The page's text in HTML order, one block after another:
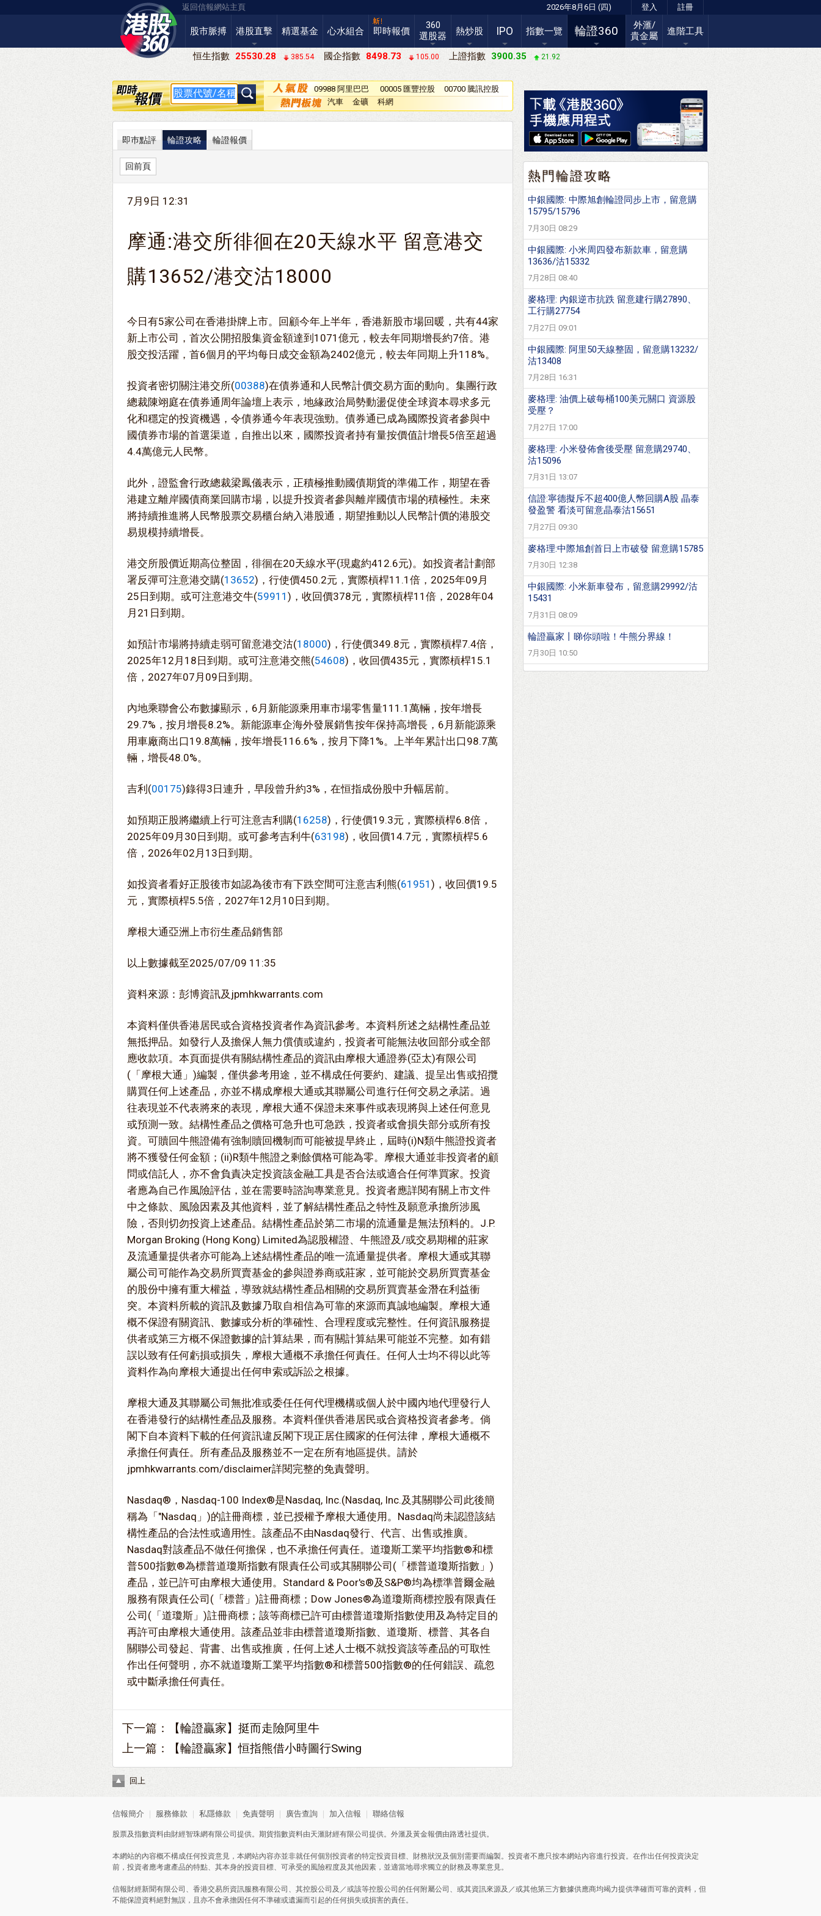
返回信報網站主頁 2026年8月6日 (四) 登入 註冊
股市脈搏 港股直擊 精選基金 心水組合 即時報價
360
選股器
熱炒股 IPO 指數一覽 輪證360
外滙/
貴金屬
進階工具
恒生指數 25530.28 385.54 國企指數 8498.73 105.00 上證指數 3900.35 21.92
09988 阿里巴巴
－Ｗ
00005 匯豐控股
00700 騰訊控股
汽車
金礦 科網
即巿點評 輪證攻略 輪證報價
回前頁
7月9日 12:31
摩通:港交所徘徊在20天線水平 留意港交
購13652/港交沽18000
今日有5家公司在香港掛牌上市。回顧今年上半年，香港新股市場回暖，共有44家
新上市公司，首次公開招股集資金額達到1071億元，較去年同期增長約7倍。港
股交投活躍，首6個月的平均每日成交金額為2402億元，較去年同期上升118%。
投資者密切關注港交所(00388)在債券通和人民幣計價交易方面的動向。集團行政
總裁陳翊庭在債券通周年論壇上表示，地緣政治局勢動盪促使全球資本尋求多元
化和穩定的投資機遇，令債券通今年表現強勁。債券通已成為國際投資者參與中
國債券市場的首選渠道，自推出以來，國際投資者持有量按價值計增長5倍至超過
4.4萬億元人民幣。
此外，證監會行政總裁梁鳳儀表示，正積極推動國債期貨的準備工作，期望在香
港建立離岸國債商業回購市場，以提升投資者參與離岸國債市場的積極性。未來
將持續推進將人民幣股票交易櫃台納入港股通，期望推動以人民幣計價的港股交
易規模持續增長。
港交所股價近期高位整固，徘徊在20天線水平(現處約412.6元)。如投資者計劃部
署反彈可注意港交購(13652)，行使價450.2元，實際槓桿11.1倍，2025年09月
25日到期。或可注意港交牛(59911 )，收回價378元，實際槓桿11倍，2028年04
月21日到期。
如預計市場將持續走弱可留意港交沽(18000)，行使價349.8元，實際槓桿7.4倍，
2025年12月18日到期。或可注意港交熊(54608)，收回價435元，實際槓桿15.1
倍，2027年07月09日到期。
內地乘聯會公布數據顯示，6月新能源乘用車市場零售量111.1萬輛，按年增長
29.7%，按月增長8.2%。新能源車企海外發展銷售按年保持高增長，6月新能源乘
用車廠商出口19.8萬輛，按年增長116.6%，按月下降1%。上半年累計出口98.7萬
輛，增長48.0%。
吉利(00175)錄得3日連升，早段曾升約3%，在恒指成份股中升幅居前。
如預期正股將繼續上行可注意吉利購(16258)，行使價19.3元，實際槓桿6.8倍，
2025年09月30日到期。或可參考吉利牛(63198)，收回價14.7元，實際槓桿5.6
倍，2026年02月13日到期。
如投資者看好正股後市如認為後市有下跌空間可注意吉利熊(61951 )，收回價19.5
元，實際槓桿5.5倍，2027年12月10日到期。
摩根大通亞洲上市衍生產品銷售部
以上數據截至2025/07/09 11:35
資料來源：彭博資訊及jpmhkwarrants.com
本資料僅供香港居民或合資格投資者作為資訊參考。本資料所述之結構性產品並
無抵押品。如發行人及擔保人無力償債或違約，投資者可能無法收回部分或全部
應收款項。本頁面提供有關結構性產品的資訊由摩根大通證券(亞太)有限公司
(「摩根大通」)編製，僅供參考用途，並不構成任何要約、建議、提呈出售或招攬
購買任何上述產品，亦並不構成摩根大通或其聯屬公司進行任何交易之承諾。過
往表現並不代表將來的表現，摩根大通不保證未來事件或表現將與上述任何意見
或預測一致。結構性產品之價格可急升也可急跌，投資者或會損失部分或所有投
資。可贖回牛熊證備有強制贖回機制而可能被提早終止，屆時(i)N類牛熊證投資者
將不獲發任何金額；(ii)R類牛熊證之剩餘價格可能為零。摩根大通並非投資者的顧
問或信託人，亦不會負責决定投資該金融工具是否合法或適合任何準買家。投資
者應為自己作風險評估，並在需要時諮詢專業意見。投資者應詳閱有關上市文件
中之條款、風險因素及其他資料，並了解結構性產品之特性及願意承擔所涉風
險，否則切勿投資上述產品。結構性產品於第二市場的流通量是無法預料的。J.P.
Morgan Broking (Hong Kong) Limited為認股權證、牛熊證及/或交易期權的莊家
及流通量提供者亦可能為上述結構性產品的唯一流通量提供者。摩根大通或其聯
屬公司可能作為交易所買賣基金的參與證券商或莊家，並可能於交易所買賣基金
的股份中擁有重大權益，導致就結構性產品相關的交易所買賣基金潛在利益衝
突。本資料所載的資訊及數據乃取自相信為可靠的來源而真誠地編製。摩根大通
概不保證有關資訊、數據或分析的準確性、合理程度或完整性。任何資訊服務提
供者或第三方概不保證數據的計算結果，而有關計算結果可能並不完整。如有錯
誤以致有任何虧損或損失，摩根大通概不承擔任何責任。任何人士均不得以此等
資料作為向摩根大通提出任何申索或訴訟之根據。
摩根大通及其聯屬公司無批准或委任任何代理機構或個人於中國內地代理發行人
在香港發行的結構性產品及服務。本資料僅供香港居民或合資格投資者參考。倘
閣下自本資料下載的任何資訊違反閣下現正居住國家的任何法律，摩根大通概不
承擔任何責任。所有產品及服務並不一定在所有地區提供。請於
jpmhkwarrants.com/disclaimer詳閱完整的免責聲明。
Nasdaq®，Nasdaq-100 Index®是Nasdaq, Inc.(Nasdaq, Inc.及其關聯公司此後簡
稱為「"Nasdaq」)的註冊商標，並已授權予摩根大通使用。Nasdaq尚未認證該結
構性產品的合法性或適用性。該產品不由Nasdaq發行、代言、出售或推廣。
Nasdaq對該產品不做任何擔保，也不承擔任何責任。道瓊斯工業平均指數®和標
普500指數®為標普道瓊斯指數有限責任公司或其關聯公司(「標普道瓊斯指數」)
產品，並已許可由摩根大通使用。Standard & Poor's®及S&P®均為標準普爾金融
服務有限責任公司(「標普」)註冊商標；Dow Jones®為道瓊斯商標控股有限責任
公司(「道瓊斯」)註冊商標；該等商標已許可由標普道瓊斯指數使用及為特定目的
再許可由摩根大通使用。該產品並非由標普道瓊斯指數、道瓊斯、標普、其各自
關聯公司發起、背書、出售或推廣，任何上述人士概不就投資該等產品的可取性
作出任何聲明，亦不就道瓊斯工業平均指數®和標普500指數®的任何錯誤、疏忽
或中斷承擔任何責任。
下一篇：
【輪證贏家】挺而走險阿里牛
上一篇：
【輪證贏家】恒指熊借小時圖行Swing
熱門輪證攻略
中銀國際: 中際旭創輪證同步上市，留意購
15795/15796
7月30日 08:29
中銀國際: 小米周四發布新款車，留意購
13636/沽15332
7月28日 08:40
麥格理: 內銀逆市抗跌 留意建行購27890、
工行購27754
7月27日 09:01
中銀國際: 阿里50天線整固，留意購13232/
沽13408
7月28日 16:31
麥格理: 油價上破每桶100美元關口 資源股
受壓？
7月27日 17:00
麥格理: 小米發佈會後受壓 留意購29740、
沽15096
7月31日 13:07
信證:寧德擬斥不超400億人幣回購A股 晶泰
發盈警 看淡可留意晶泰沽15651
7月27日 09:30
麥格理:中際旭創首日上市破發 留意購15785
7月30日 12:38
中銀國際: 小米新車發布，留意購29992/沽
15431
7月31日 08:09
輪證贏家丨睇你頭啦！牛熊分界線！
7月30日 10:50
回上
信報簡介 服務條款 私隱條款 免責聲明 廣告查詢 加入信報 聯絡信報
股票及指數資料由財經智珠網有限公司提供。期貨指數資料由天滙財經有限公司提供。外滙及黃金報價由路透社提供。
本網站的內容概不構成任何投資意見，本網站內容亦並非就任何個別投資者的特定投資目標、財務狀況及個別需要而編製。投資者不應只按本網站內容進行投資。在作出任何投資決定
前，投資者應考慮產品的特點、其本身的投資目標、可承受的風險程度及其他因素，並適當地尋求獨立的財務及專業意見。
信報財經新聞有限公司、香港交易所資訊服務有限公司、其控股公司及／或該等控股公司的任何附屬公司、或其資訊來源及／或其他第三方數據供應商均竭力提供準確而可靠的資料，但
不能保證資料絕對無誤，且亦不會承擔因任何不準確或遺漏而引起的任何損失或損害的責任。